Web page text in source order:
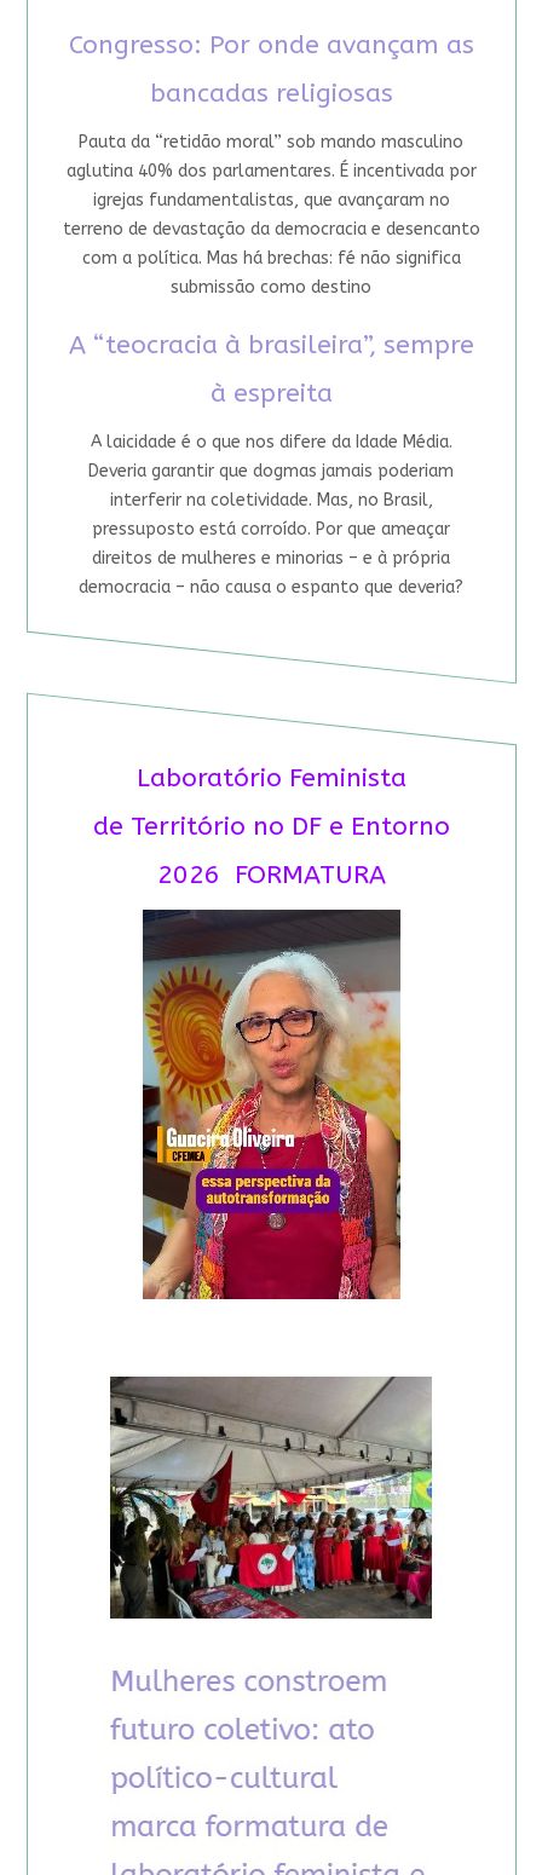
Congresso: Por onde avançam as
bancadas religiosas
Pauta da “retidão moral” sob mando masculino
aglutina 40% dos parlamentares. É incentivada por
igrejas fundamentalistas, que avançaram no
terreno de devastação da democracia e desencanto
com a política. Mas há brechas: fé não significa
submissão como destino
A “teocracia à brasileira”, sempre
à espreita
A laicidade é o que nos difere da Idade Média.
Deveria garantir que dogmas jamais poderiam
interferir na coletividade. Mas, no Brasil,
pressuposto está corroído. Por que ameaçar
direitos de mulheres e minorias – e à própria
democracia – não causa o espanto que deveria?
Laboratório Feminista
de Território no DF e Entorno
2026 FORMATURA